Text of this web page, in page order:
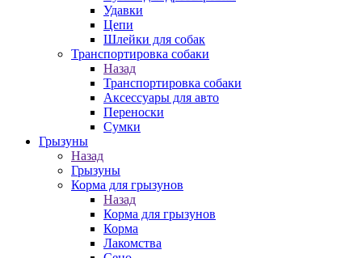
Удавки
Цепи
Шлейки для собак
Транспортировка собаки
Назад
Транспортировка собаки
Аксессуары для авто
Переноски
Сумки
Грызуны
Назад
Грызуны
Корма для грызунов
Назад
Корма для грызунов
Корма
Лакомства